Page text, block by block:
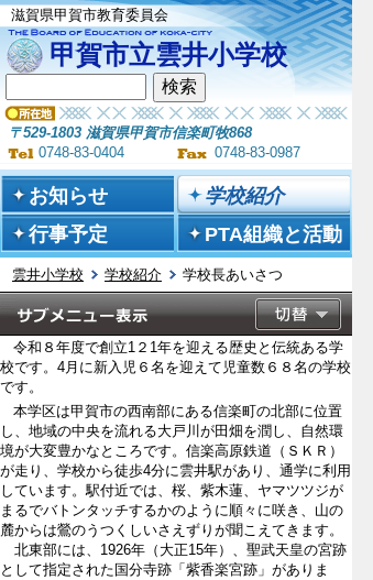
滋賀県甲賀市教育委員会
甲賀市立雲井小学校
〒529-1803 滋賀県甲賀市信楽町牧868
0748-83-0404
0748-83-0987
お知らせ
学校紹介
行事予定
PTA組織と活動
雲井小学校 学校紹介 学校長あいさつ
令和８年度で創立1２1年を迎える歴史と伝統ある学
校です。4月に新入児６名を迎えて児童数６８名の学校
です。
本学区は甲賀市の西南部にある信楽町の北部に位置
し、地域の中央を流れる大戸川が田畑を潤し、自然環
境が大変豊かなところです。信楽高原鉄道（ＳＫＲ）
が走り、学校から徒歩4分に雲井駅があり、通学に利用
しています。駅付近では、桜、紫木蓮、ヤマツツジが
まるでバトンタッチするかのように順々に咲き、山の
麓からは鶯のうつくしいさえずりが聞こえてきます。
北東部には、1926年（大正15年）、聖武天皇の宮跡
として指定された国分寺跡「紫香楽宮跡」がありま